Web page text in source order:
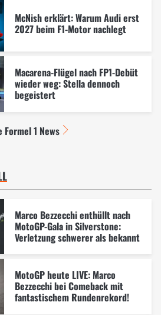
McNish erklärt: Warum Audi erst
2027 beim F1-Motor nachlegt
Macarena-Flügel nach FP1-Debüt
wieder weg: Stella dennoch
begeistert
Formel 1 News
Marco Bezzecchi enthüllt nach
MotoGP-Gala in Silverstone:
Verletzung schwerer als bekannt
MotoGP heute LIVE: Marco
Bezzecchi bei Comeback mit
fantastischem Rundenrekord!